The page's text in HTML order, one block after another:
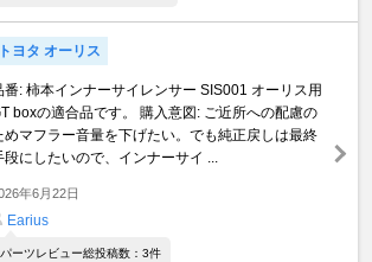
トヨタ オーリス
番: 柿本インナーサイレンサー SIS001 オーリス用
boxの適合品です。 購入意図: ご近所への配慮の
めマフラー音量を下げたい。でも純正戻しは最終
段にしたいので、インナーサイ ...
年6月22日
Earius
パーツレビュー総投稿数：3件